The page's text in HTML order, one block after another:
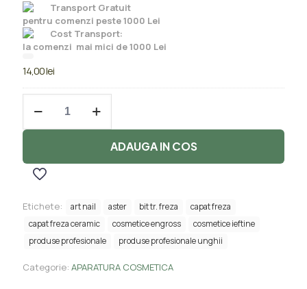
Transport Gratuit
pentru comenzi peste 1000 Lei
Cost Transport:
la comenzi mai mici de 1000 Lei
14,00lei
Capat
Verde
ADAUGA IN COS
Etichete: art nail aster bit tr. freza
capat freza
capat freza ceramic
cosmetice engross
cosmetice ieftine
produse profesionale
produse profesionale unghii
Categorie: APARATURA COSMETICA